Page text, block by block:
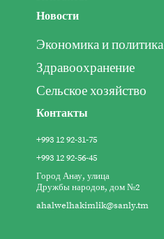
Новости
Экономика и политика
Здравоохранение
Сельское хозяйство
Контакты
+993 12 92-31-75
+993 12 92-56-45
Город Анау, улица
Дружбы народов, дом №2
ahalwelhakimlik@sanly.tm